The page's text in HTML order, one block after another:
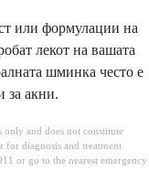
или формулации на
лекот на вашата
шминка често е
за акни.
and does not constitute
for diagnosis and treatment
or go to the nearest emergency